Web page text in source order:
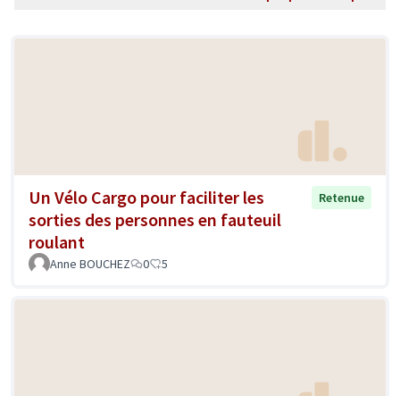
Un Vélo Cargo pour faciliter les
sorties des personnes en fauteuil
roulant
Retenue
Anne BOUCHEZ 0 5